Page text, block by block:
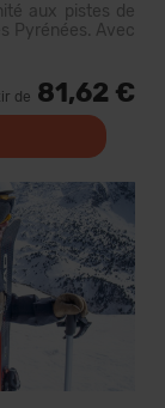
aux pistes de
Pyrénées. Avec
de 81,62 €